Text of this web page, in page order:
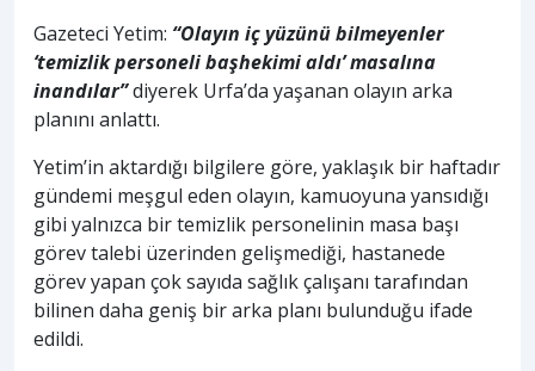
Gazeteci Yetim: “Olayın iç yüzünü bilmeyenler
‘temizlik personeli başhekimi aldı’ masalına
inandılar”diyerek Urfa’da yaşanan olayın arka
planını anlattı.
Yetim’in aktardığı bilgilere göre, yaklaşık bir haftadır
gündemi meşgul eden olayın, kamuoyuna yansıdığı
gibi yalnızca bir temizlik personelinin masa başı
görev talebi üzerinden gelişmediği, hastanede
görev yapan çok sayıda sağlık çalışanı tarafından
bilinen daha geniş bir arka planı bulunduğu ifade
edildi.